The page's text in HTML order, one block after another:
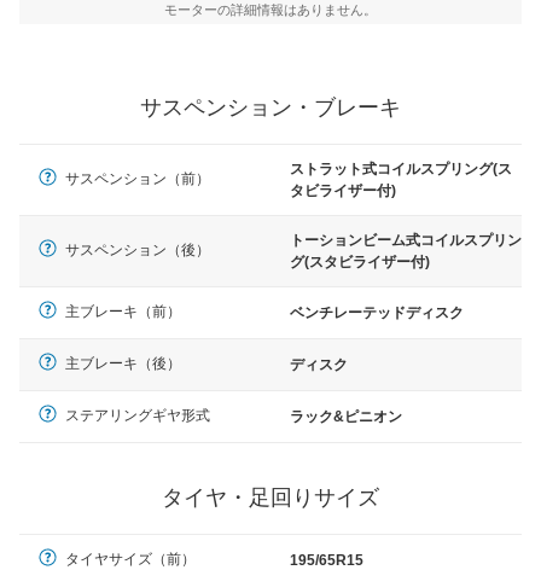
モーターの詳細情報はありません。
サスペンション・ブレーキ
サスペンション（前）
ストラット式コイルスプリング(ス
タビライザー付)
サスペンション（後）
トーションビーム式コイルスプリン
グ(スタビライザー付)
主ブレーキ（前） ベンチレーテッドディスク
主ブレーキ（後） ディスク
ステアリングギヤ形式 ラック&ピニオン
タイヤ・足回りサイズ
タイヤサイズ（前） 195/65R15